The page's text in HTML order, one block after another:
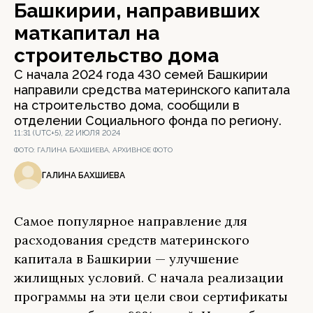
Башкирии, направивших
маткапитал на
строительство дома
С начала 2024 года 430 семей Башкирии
направили средства материнского капитала
на строительство дома, сообщили в
отделении Социального фонда по региону.
11:31 (UTC+5), 22 ИЮЛЯ 2024
ФОТО: ГАЛИНА БАХШИЕВА, АРХИВНОЕ ФОТО
ГАЛИНА БАХШИЕВА
Самое популярное направление для
расходования средств материнского
капитала в Башкирии — улучшение
жилищных условий. С начала реализации
программы на эти цели свои сертификаты